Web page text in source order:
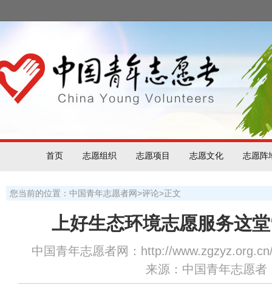
首页 志愿组织 志愿项目 志愿文化 志愿阵
您当前的位置： 中国青年志愿者网>评论>正文
上好生态环境志愿服务这
中国青年志愿者网：http://
来源：中国青年志愿者